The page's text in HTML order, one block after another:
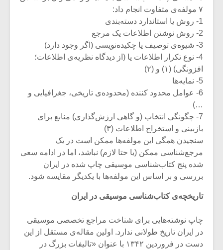
۷ مولفه‌ی متفاوت انجام داد:
1- روش یا استاندارد دسته‌بندی
2- روش نوشتن اطلاعات یک مرجع
3- شیوه‌ی توصیف یا چکیده‌نویسی (اگر وجود دارد)
4- نوع تکرار اطلاعات یا (از دیدگاه نظریه‌ی اطلاعات؛
افزونگی) (۱) و (۲)
5- نمایه‌ها
6- عوامل محدود کننده (محدوده‌ی تاریخی، جغرافیایی و
…)
7- چگونگی انتخاب (و گاهی ارزش‌گذاری) منابع برای
بازبینی و استخراج اطلاعات (۳)
سنجیدن همگی این مولفه‌ها ممکن است در یک
مرجع‌شناسی ممکن (یا حتا لازم) نباشد، اما در ادامه سعی
شده پنج کتاب‌شناسی موسیقی چاپ شده در ایران
بررسی و بر اساس این مولفه‌ها با یکدیگر مقایسه شود.
تاریخچه‌ی کتاب‌شناسی‌ موسیقی در ایران
چاپ نوشته‌هایی برای شناخت مراجع تخصصی موسیقی
در ایران تاریخ طولانی ندارد. اولین مقاله‌ی مستقل از این
دست در فروردین ۱۳۴۲ با عنوان «تالیفات بزرگ در